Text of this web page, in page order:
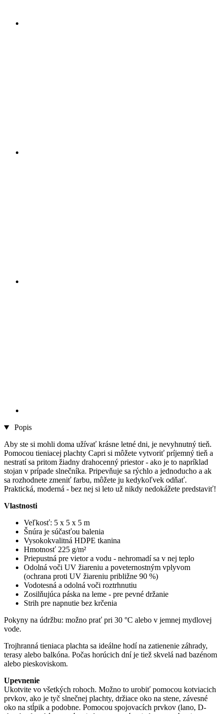
Popis
Aby ste si mohli doma užívať krásne letné dni, je nevyhnutný tieň.
Pomocou tieniacej plachty Capri si môžete vytvoriť príjemný tieň a
nestratí sa pritom žiadny drahocenný priestor - ako je to napríklad
stojan v prípade slnečníka. Pripevňuje sa rýchlo a jednoducho a ak
sa rozhodnete zmeniť farbu, môžete ju kedykoľvek odňať.
Praktická, moderná - bez nej si leto už nikdy nedokážete predstaviť!
Vlastnosti
Veľkosť: 5 x 5 x 5 m
Šnúra je súčasťou balenia
Vysokokvalitná HDPE tkanina
Hmotnosť 225 g/m²
Priepustná pre vietor a vodu - nehromadí sa v nej teplo
Odolná voči UV žiareniu a poveternostným vplyvom
(ochrana proti UV žiareniu približne 90 %)
Vodotesná a odolná voči roztrhnutiu
Zosilňujúca páska na leme - pre pevné držanie
Strih pre napnutie bez krčenia
Pokyny na údržbu: možno prať pri 30 °C alebo v jemnej mydlovej
vode.
Trojhranná tieniaca plachta sa ideálne hodí na zatienenie záhrady,
terasy alebo balkóna. Počas horúcich dní je tiež skvelá nad bazénom
alebo pieskoviskom.
Upevnenie
Ukotvite vo všetkých rohoch. Možno to urobiť pomocou kotviacich
prvkov, ako je tyč slnečnej plachty, držiace oko na stene, závesné
oko na stĺpik a podobne. Pomocou spojovacích prvkov (lano, D-